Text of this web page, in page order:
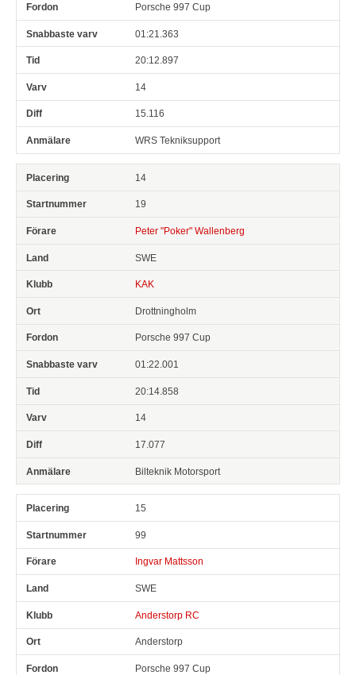
Porsche 997 Cup
01:21.363
20:12.897
14
15.116
WRS Tekniksupport
14
19
Peter "Poker" Wallenberg
SWE
KAK
Drottningholm
Porsche 997 Cup
01:22.001
20:14.858
14
17.077
Bilteknik Motorsport
15
99
Ingvar Mattsson
SWE
Anderstorp RC
Anderstorp
Porsche 997 Cup